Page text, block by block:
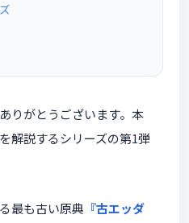
りがとうございます。本
解説するシリーズの第1弾
最も古い原典 『古エッダ